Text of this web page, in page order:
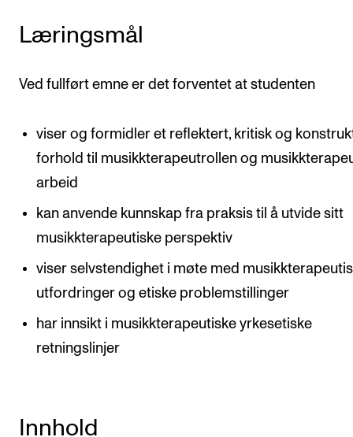
INFO
Kontakt oss
Finn ansatte
For ansatte og studenter
Læringsmål
Ved fullført emne er det forventet at studenten
viser og formidler et reflektert, kritisk og
forhold til musikkterapeutrollen og
arbeid
kan anvende kunnskap fra praksis til å utvide sitt
musikkterapeutiske perspektiv
viser selvstendighet i møte med
utfordringer og etiske problemstillinger
har innsikt i musikkterapeutiske yrkesetiske
retningslinjer
Innhold